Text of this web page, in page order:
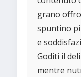
grano
spuntino
e
Goditi il
mentre